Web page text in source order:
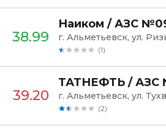
38.99
Наиком / АЗС
(1)
39.20
ТАТНЕФТЬ / АЗС
г. Альметьевск, ул.
(2)